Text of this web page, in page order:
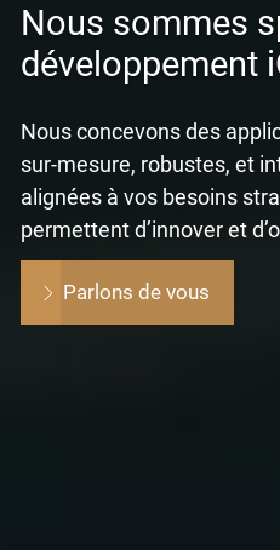
Nous sommes
développement
Nous concevons des
sur-mesure, robustes, et
alignées à vos besoins
permettent d’innover et
Parlons de vous